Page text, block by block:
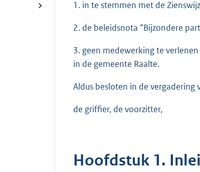
1. in te stemmen met de
2. de beleidsnota “Bijzondere
3. geen medewerking te
in de gemeente Raalte.
Aldus besloten in de vergadering
de griffier, de voorzitter,
Hoofdstuk 1.